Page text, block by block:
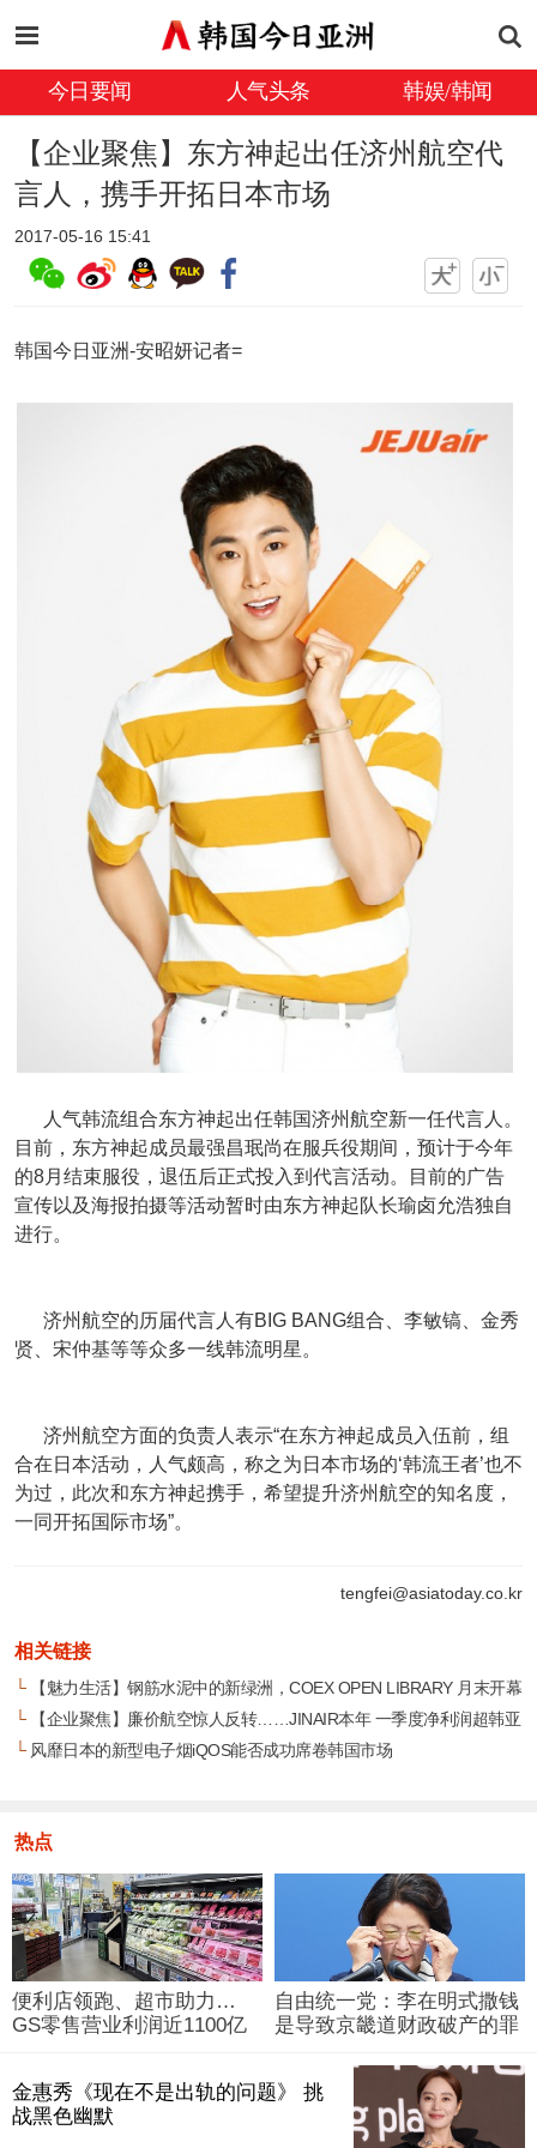
今日要闻 人气头条 韩娱/韩闻
【企业聚焦】东方神起出任济州航空代
言人，携手开拓日本市场
2017-05-16 15:41
韩国今日亚洲-安昭妍记者=
人气韩流组合东方神起出任韩国济州航空新一任代言人。
目前，东方神起成员最强昌珉尚在服兵役期间，预计于今年
的8月结束服役，退伍后正式投入到代言活动。目前的广告
宣传以及海报拍摄等活动暂时由东方神起队长瑜卤允浩独自
进行。
济州航空的历届代言人有BIG BANG组合、李敏镐、金秀
贤、宋仲基等等众多一线韩流明星。
济州航空方面的负责人表示“在东方神起成员入伍前，组
合在日本活动，人气颇高，称之为日本市场的‘韩流王者’也不
为过，此次和东方神起携手，希望提升济州航空的知名度，
一同开拓国际市场”。
tengfei@asiatoday.co.kr
相关链接
└【魅力生活】钢筋水泥中的新绿洲，COEX OPEN LIBRARY 月末开幕
└【企业聚焦】廉价航空惊人反转……JINAIR本年 一季度净利润超韩亚
└风靡日本的新型电子烟iQOS能否成功席卷韩国市场
热点
便利店领跑、超市助力…
GS零售营业利润近1100亿
自由统一党：李在明式撒钱
是导致京畿道财政破产的罪
金惠秀《现在不是出轨的问题》 挑
战黑色幽默